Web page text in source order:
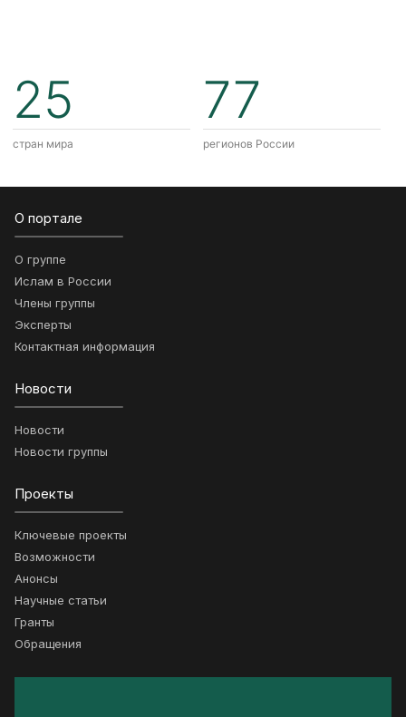
25
стран мира
77
регионов России
О портале
О группе
Ислам в России
Члены группы
Эксперты
Контактная информация
Новости
Новости
Новости группы
Проекты
Ключевые проекты
Возможности
Анонсы
Научные статьи
Гранты
Обращения